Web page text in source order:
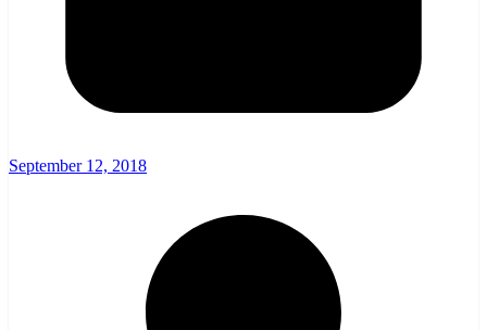
September 12, 2018